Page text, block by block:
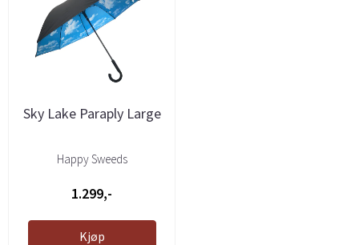
Sky Lake Paraply Large
Happy Sweeds
1.299,-
Kjøp